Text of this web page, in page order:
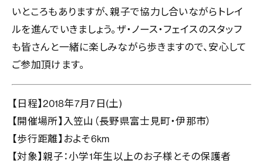
いところもありますが、親子で協力し合いながらトレイ
ルを進んでいきましょう。ザ・ノース・フェイスのスタッフ
も皆さんと一緒に楽しみながら歩きますので、安心して
ご参加頂けます。
【日程】2018年7月7日(土)
【開催場所】入笠山（長野県富士見町・伊那市）
【歩行距離】およそ6km
【対象】親子：小学1年生以上のお子様とその保護者